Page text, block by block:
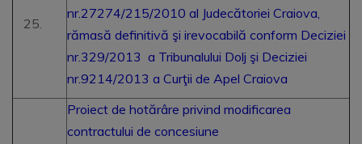
nr.27274/215/2010 al Judecătoriei Craiova,
rămasă definitivă şi irevocabilă conform Deciziei
nr.329/2013 a Tribunalului Dolj şi Deciziei
nr.9214/2013 a Curţii de Apel Craiova
Proiect de hotărâre privind modificarea
contractului de concesiune